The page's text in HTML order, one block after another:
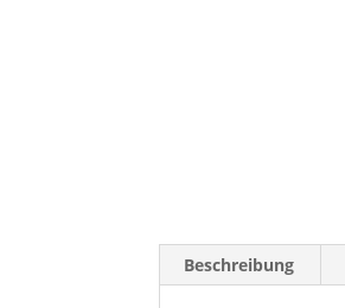
Beschreibung